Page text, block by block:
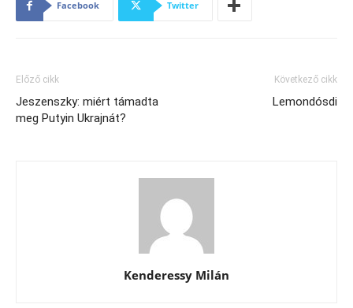
Facebook Twitter
Előző cikk
Jeszenszky: miért támadta
meg Putyin Ukrajnát?
Következő cikk
Lemondósdi
Kenderessy Milán